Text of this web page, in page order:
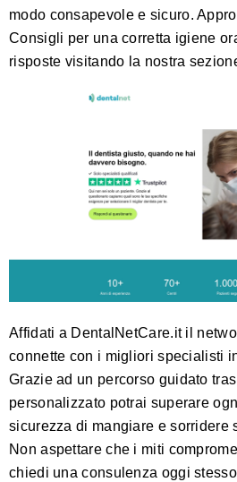
modo consapevole e sicuro.
Consigli per una corretta igiene
risposte visitando la nostra
Affidati a DentalNetCare.itil
connette con i migliori specialisti
Grazie ad un percorso guidato
personalizzato potrai superare
sicurezza di mangiare e sorridere
Non aspettare che i miti
chiedi una consulenza oggi